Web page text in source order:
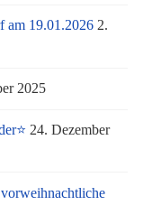
am 19.01.2026 2.
2025
24. Dezember